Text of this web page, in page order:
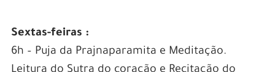
Sextas-feiras :
6h – Puja da Prajnaparamita e Meditação.